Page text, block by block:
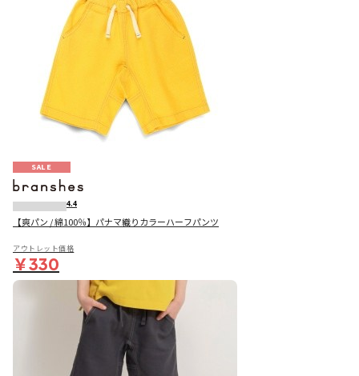
SALE
4.4
【爽パン / 綿100％】パナマ織りカラーハーフパンツ
アウトレット価格
￥330